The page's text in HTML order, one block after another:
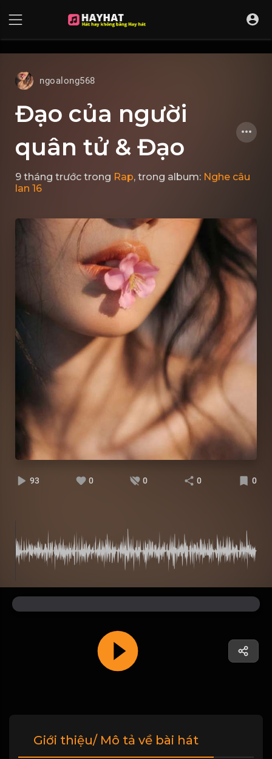
ngoalong568
Đạo của người
quân tử & Đạo
9 tháng trước trong Rap, trong album: Nghe câu
lan 16
93 0 0 0 0
Giới thiệu/ Mô tả về bài hát